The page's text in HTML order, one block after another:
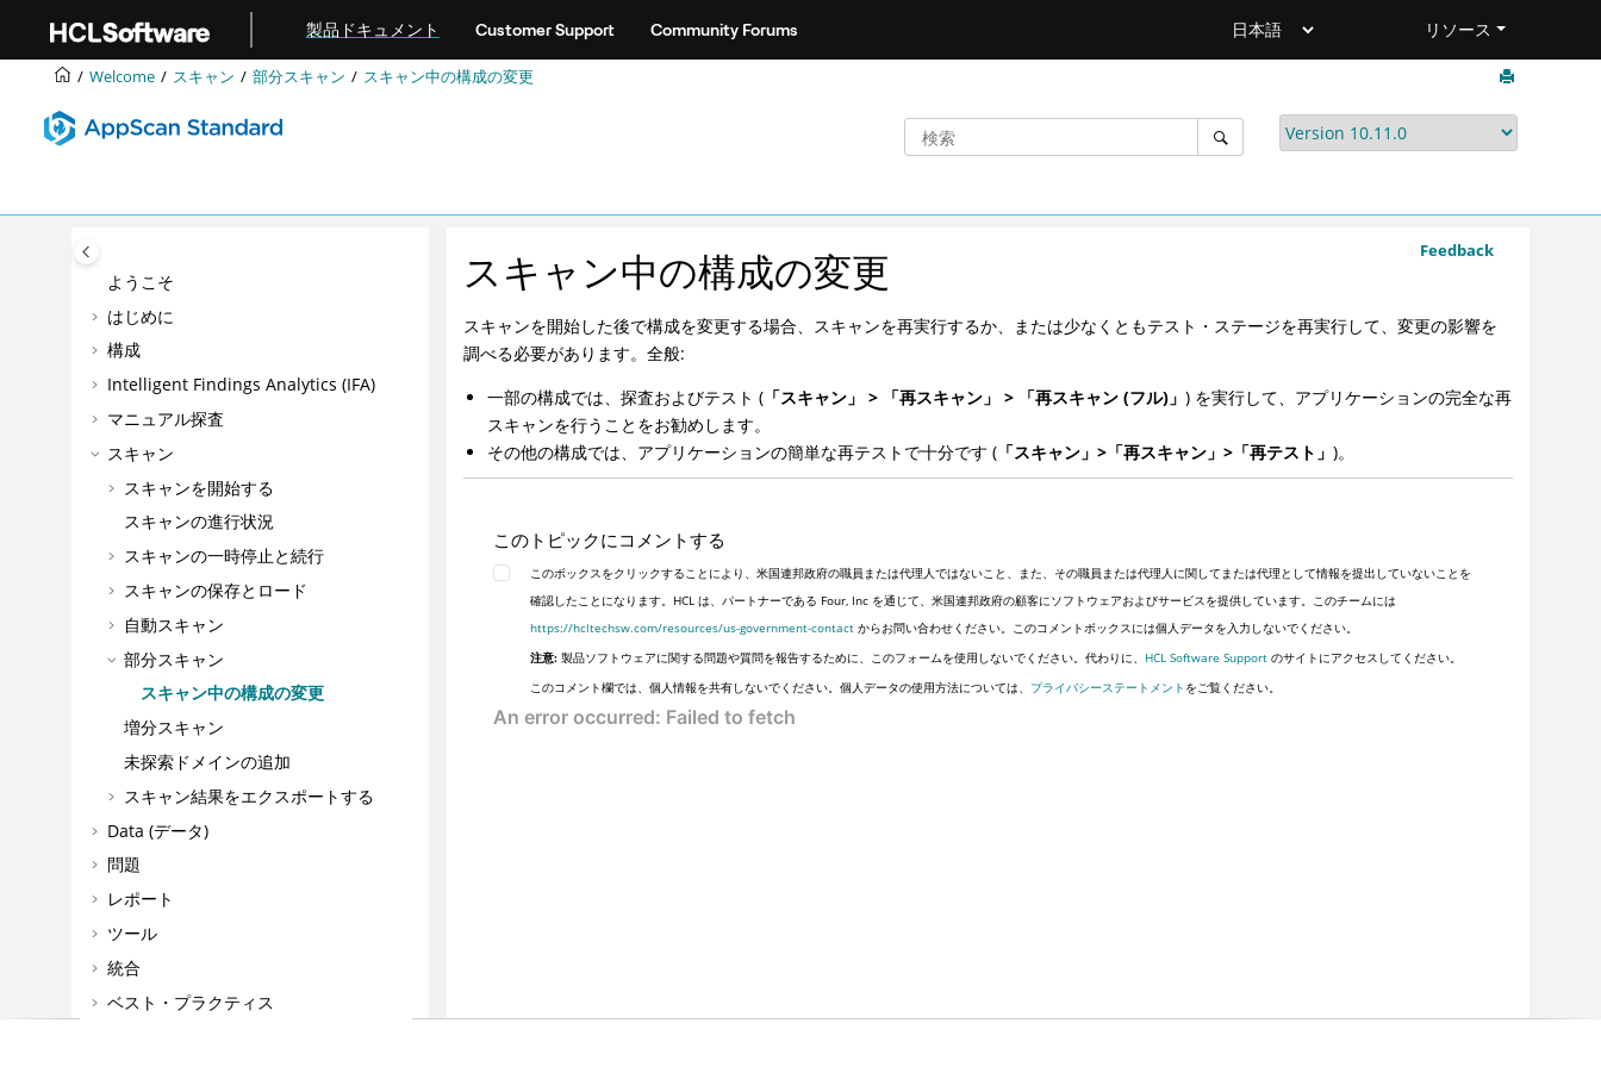
製品ドキュメント Customer Support Community Forums リソース
Welcome スキャン 部分スキャン スキャン中の構成の変更
ようこそ
はじめに
構成
Intelligent Findings Analytics (IFA)
マニュアル探査
スキャン
スキャンを開始する
スキャンの進行状況
スキャンの一時停止と続行
スキャンの保存とロード
自動スキャン
部分スキャン
スキャン中の構成の変更
増分スキャン
未探索ドメインの追加
スキャン結果をエクスポートする
Data (データ)
問題
レポート
ツール
統合
ベスト・プラクティス
Feedback
スキャン中の構成の変更
スキャンを開始した後で構成を変更する場合、スキャンを再実行するか、または少なくともテスト・ステージを再実行して、変更の影響を
調べる必要があります。全般:
一部の構成では、探査およびテスト ( 「スキャン」 > 「再スキャン」 > 「再スキャン (フル)」) を実行して、アプリケーションの完全な再
スキャンを行うことをお勧めします。
その他の構成では、アプリケーションの簡単な再テストで十分です ( 「スキャン」>「再スキャン」>「再テスト」)。
このトピックにコメントする
このボックスをクリックすることにより、米国連邦政府の職員または代理人ではないこと、また、その職員または代理人に関してまたは代理として情報を提出していないことを
確認したことになります。HCL は、パートナーである Four, Inc を通じて、米国連邦政府の顧客にソフトウェアおよびサービスを提供しています。このチームには
https://hcltechsw.com/resources/us-government-contact からお問い合わせください。このコメントボックスには個人データを入力しないでください。
注意: 製品ソフトウェアに関する問題や質問を報告するために、このフォームを使用しないでください。代わりに、 HCL Software Support のサイトにアクセスしてください。
このコメント欄では、個人情報を共有しないでください。個人データの使用方法については、 プライバシーステートメント をご覧ください。